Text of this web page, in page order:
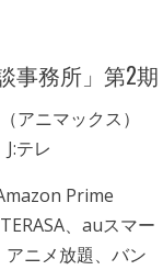
事務所」第2期
アニマックス）
テレ
Prime
、auスマー
アニメ放題、バン